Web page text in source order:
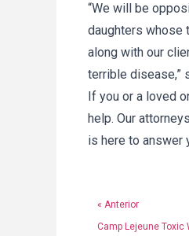
“We will be
daughters whose
along with our
terrible disease,”
If you or a loved
help. Our
is here to answer
« Anterior
Camp Lejeune Toxic